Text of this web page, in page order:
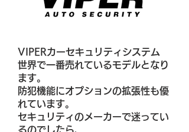
VIPERカーセキュリティシステム
世界で一番売れているモデルとなり
ます。
防犯機能にオプションの拡張性も優
れています。
セキュリティのメーカーで迷ってい
るのでしたら、